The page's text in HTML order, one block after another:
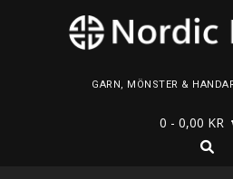
GARN, MÖNSTER &
0 - 0,00 KR